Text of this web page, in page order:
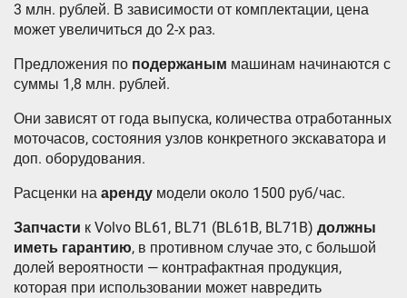
3 млн. рублей. В зависимости от комплектации, цена
может увеличиться до 2-х раз.
Предложения по подержаным машинам начинаются с
суммы 1,8 млн. рублей.
Они зависят от года выпуска, количества отработанных
моточасов, состояния узлов конкретного экскаватора и
доп. оборудования.
Расценки на аренду модели около 1500 руб/час.
Запчасти к Volvo BL61, BL71 (BL61B, BL71B) должны
иметь гарантию, в противном случае это, с большой
долей вероятности — контрафактная продукция,
которая при использовании может навредить